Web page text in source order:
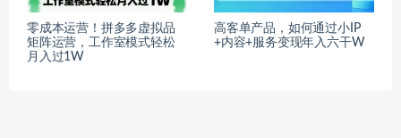
零成本运营！拼多多虚拟品
矩阵运营，工作室模式轻松
月入过1W
高客单产品，如何通过小IP
+内容+服务变现年入六干W